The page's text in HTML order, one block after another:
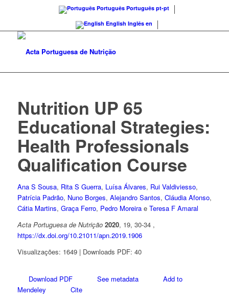
Português Português pt-pt
English Inglês en
Nutrition UP 65
Educational Strategies:
Health Professionals
Qualification Course
Ana S Sousa, Rita S Guerra, Luísa Álvares, Rui Valdiviesso,
Patrícia Padrão, Nuno Borges, Alejandro Santos, Cláudia Afonso,
Cátia Martins, Graça Ferro, Pedro Moreirae Teresa F Amaral
Acta Portuguesa de Nutrição 2020, 19, 30-34 ,
https://dx.doi.org/10.21011/apn.2019.1906
Visualizações: 1649 | Downloads PDF: 40
Download PDF See metadata
Add to
Mendeley
Cite